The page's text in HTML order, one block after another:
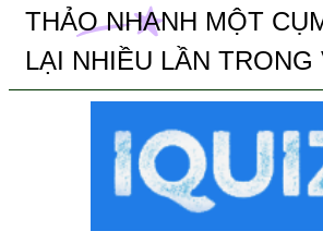
THẢO NHANH MỘT
LẠI NHIỀU LẦN TRONG